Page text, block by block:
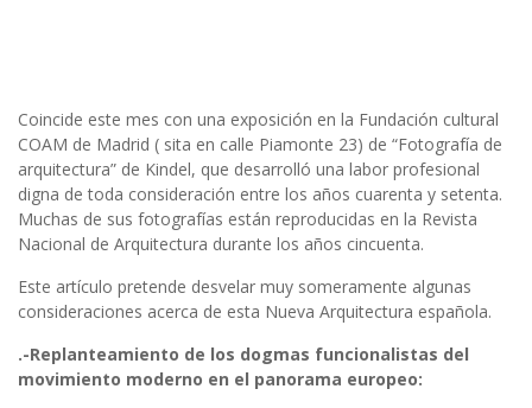
Coincide este mes con una exposición en la Fundación cultural
COAM de Madrid ( sita en calle Piamonte 23) de “Fotografía de
arquitectura” de Kindel, que desarrolló una labor profesional
digna de toda consideración entre los años cuarenta y setenta.
Muchas de sus fotografías están reproducidas en la Revista
Nacional de Arquitectura durante los años cincuenta.
Este artículo pretende desvelar muy someramente algunas
consideraciones acerca de esta Nueva Arquitectura española.
.-Replanteamiento de los dogmas funcionalistas del
movimiento moderno en el panorama europeo: